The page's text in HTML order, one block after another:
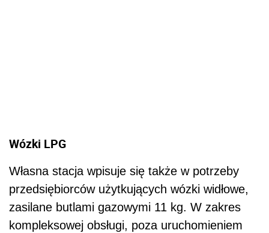
Wózki LPG
Własna stacja wpisuje się także w potrzeby
przedsiębiorców użytkujących wózki widłowe,
zasilane butlami gazowymi 11 kg. W zakres
kompleksowej obsługi, poza uruchomieniem